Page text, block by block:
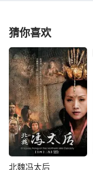
猜你喜欢
北魏冯太后